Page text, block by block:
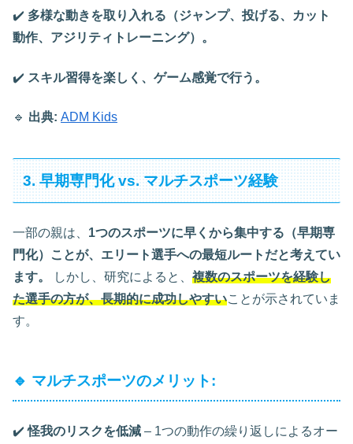
✔️ 多様な動きを取り入れる（ジャンプ、投げる、カット
動作、アジリティトレーニング）。
✔️ スキル習得を楽しく、ゲーム感覚で行う。
🔹 出典: ADM Kids
3. 早期専門化 vs. マルチスポーツ経験
一部の親は、 1つのスポーツに早くから集中する（早期専
門化）ことが、エリート選手への最短ルートだと考えてい
ます。
しかし、研究によると、 複数のスポーツを経験し
た選手の方が、長期的に成功しやすいことが示されていま
す。
🔹 マルチスポーツのメリット:
✔️怪我のリスクを低減 – 1つの動作の繰り返しによるオー